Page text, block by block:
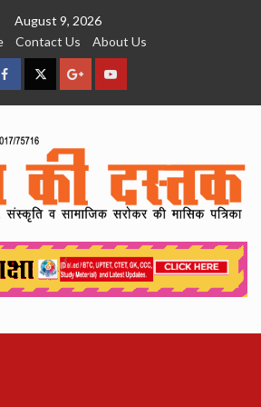
August 9, 2026
Contact Us About Us
facebookTwitterGoogleYouTube